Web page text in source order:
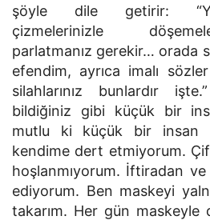
şöyle dile getirir:
çizmelerinizle
parlatmanız gerekir… orada
efendim, ayrıca imalı
silahlarınız bunlardır
bildiğiniz gibi küçük bir
mutlu ki küçük bir insan
kendime dert etmiyorum.
hoşlanmıyorum. İftiradan
ediyorum. Ben maskeyi
takarım. Her gün maskeyle